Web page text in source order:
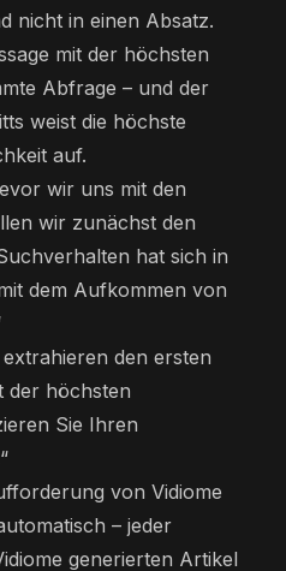
nicht in einen Absatz.
mit der höchsten
Abfrage – und der
weist die höchste
auf.
wir uns mit den
wir zunächst den
hat sich in
dem Aufkommen von
extrahieren den ersten
der höchsten
Sie Ihren
von Vidiome
– jeder
generierten Artikel